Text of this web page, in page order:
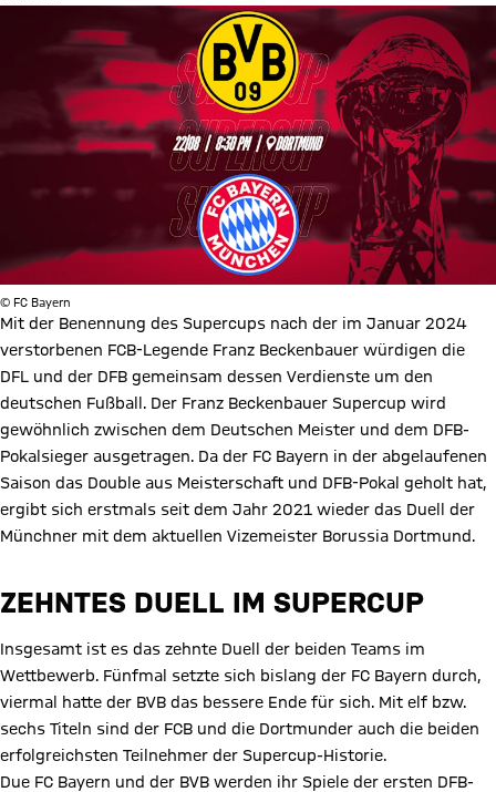
© FC Bayern
Mit der Benennung des Supercups nach der im Januar 2024
verstorbenen FCB-Legende Franz Beckenbauer würdigen die
DFL und der DFB gemeinsam dessen Verdienste um den
deutschen Fußball. Der Franz Beckenbauer Supercup wird
gewöhnlich zwischen dem Deutschen Meister und dem DFB-
Pokalsieger ausgetragen. Da der FC Bayern in der abgelaufenen
Saison das Double aus Meisterschaft und DFB-Pokal geholt hat,
ergibt sich erstmals seit dem Jahr 2021 wieder das Duell der
Münchner mit dem aktuellen Vizemeister Borussia Dortmund.
ZEHNTES DUELL IM SUPERCUP
Insgesamt ist es das zehnte Duell der beiden Teams im
Wettbewerb. Fünfmal setzte sich bislang der FC Bayern durch,
viermal hatte der BVB das bessere Ende für sich. Mit elf bzw.
sechs Titeln sind der FCB und die Dortmunder auch die beiden
erfolgreichsten Teilnehmer der Supercup-Historie.
Due FC Bayern und der BVB werden ihr Spiele der ersten DFB-